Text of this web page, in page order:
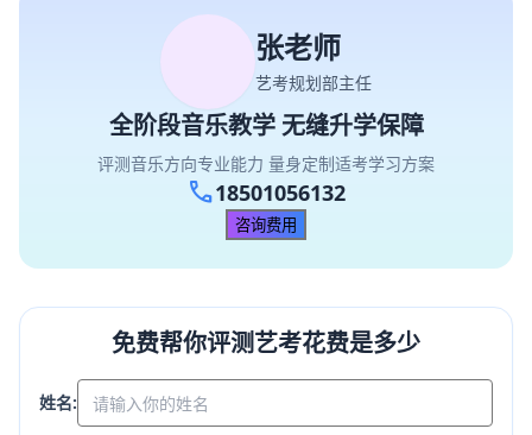
张老师
艺考规划部主任
全阶段音乐教学 无缝升学保障
评测音乐方向专业能力 量身定制适考学习方案
call18501056132
咨询费用
免费帮你评测艺考花费是多少
姓名: